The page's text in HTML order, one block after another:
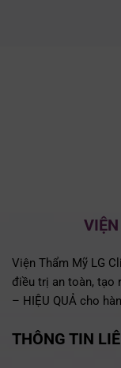
Viện Thẩm Mỹ LG
điều trị an toàn, tạo
– HIỆU QUẢ cho
THÔNG TIN